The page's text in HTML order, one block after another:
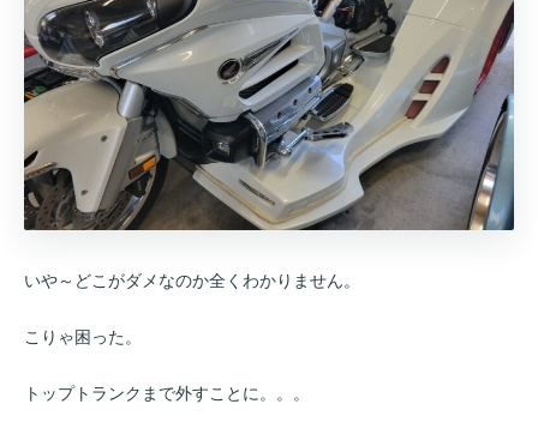
いや～どこがダメなのか全くわかりません。
こりゃ困った。
トップトランクまで外すことに。。。